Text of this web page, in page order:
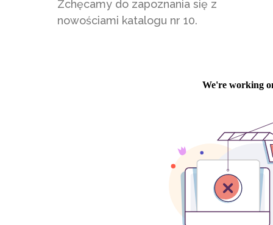
Zchęcamy do zapoznania się z
nowościami katalogu nr 10.